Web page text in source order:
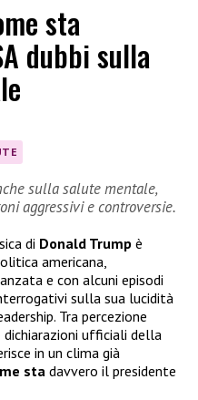
sta
dubbi sulla
sulla salute mentale,
aggressivi e controversie.
di Donald Trump è
americana,
e con alcuni episodi
sulla sua lucidità
Tra percezione
ufficiali della
in un clima già
sta davvero il presidente